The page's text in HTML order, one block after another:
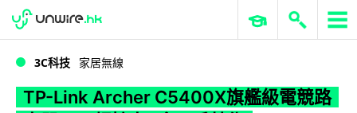
WWDC 2026 ERP 與商業 AI
3C科技 家居無線
TP-Link Archer C5400X旗艦級電競路